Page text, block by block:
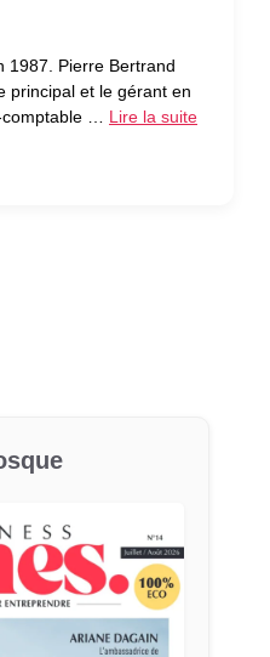
1987. Pierre Bertrand
principal et le gérant en
comptable … Lire la suite